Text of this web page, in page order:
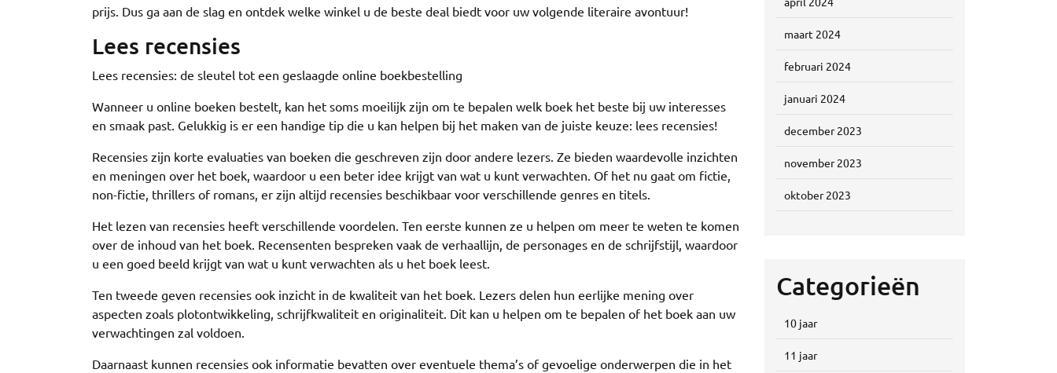
prijs. Dus ga aan de slag en ontdek welke winkel u de beste deal biedt voor uw volgende literaire avontuur!
Lees recensies
Lees recensies: de sleutel tot een geslaagde online boekbestelling
Wanneer u online boeken bestelt, kan het soms moeilijk zijn om te bepalen welk boek het beste bij uw interesses
en smaak past. Gelukkig is er een handige tip die u kan helpen bij het maken van de juiste keuze: lees recensies!
Recensies zijn korte evaluaties van boeken die geschreven zijn door andere lezers. Ze bieden waardevolle inzichten
en meningen over het boek, waardoor u een beter idee krijgt van wat u kunt verwachten. Of het nu gaat om fictie,
non-fictie, thrillers of romans, er zijn altijd recensies beschikbaar voor verschillende genres en titels.
Het lezen van recensies heeft verschillende voordelen. Ten eerste kunnen ze u helpen om meer te weten te komen
over de inhoud van het boek. Recensenten bespreken vaak de verhaallijn, de personages en de schrijfstijl, waardoor
u een goed beeld krijgt van wat u kunt verwachten als u het boek leest.
Ten tweede geven recensies ook inzicht in de kwaliteit van het boek. Lezers delen hun eerlijke mening over
aspecten zoals plotontwikkeling, schrijfkwaliteit en originaliteit. Dit kan u helpen om te bepalen of het boek aan uw
verwachtingen zal voldoen.
Daarnaast kunnen recensies ook informatie bevatten over eventuele thema’s of gevoelige onderwerpen die in het
maart 2024
februari 2024
januari 2024
december 2023
november 2023
oktober 2023
Categorieën
10 jaar
11 jaar